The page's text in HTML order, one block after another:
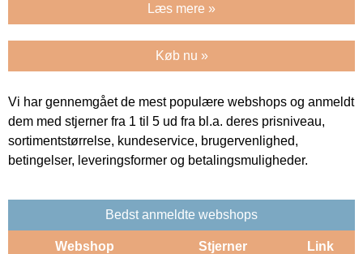
Læs mere »
Køb nu »
Vi har gennemgået de mest populære webshops og anmeldt
dem med stjerner fra 1 til 5 ud fra bl.a. deres prisniveau,
sortimentstørrelse, kundeservice, brugervenlighed,
betingelser, leveringsformer og betalingsmuligheder.
Bedst anmeldte webshops
Webshop Stjerner Link